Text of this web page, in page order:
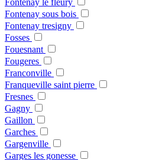
Fontenay le fleury
Fontenay sous bois
Fontenay tresigny
Fosses
Fouesnant
Fougeres
Franconville
Franqueville saint pierre
Fresnes
Gagny
Gaillon
Garches
Gargenville
Garges les gonesse